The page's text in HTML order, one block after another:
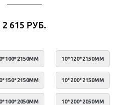
2 615 РУБ.
10*120*2150ММ
10*200*2150ММ
10*200*2050ММ